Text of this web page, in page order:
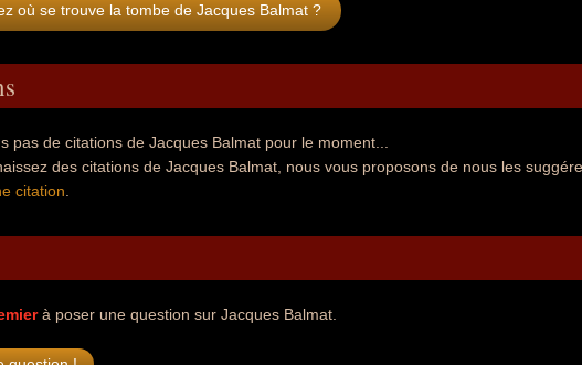
où se trouve la tombe de Jacques Balmat ?
pas de citations de Jacques Balmat pour le moment...
des citations de Jacques Balmat, nous vous proposons de nous les
citation
à poser une question sur Jacques Balmat.